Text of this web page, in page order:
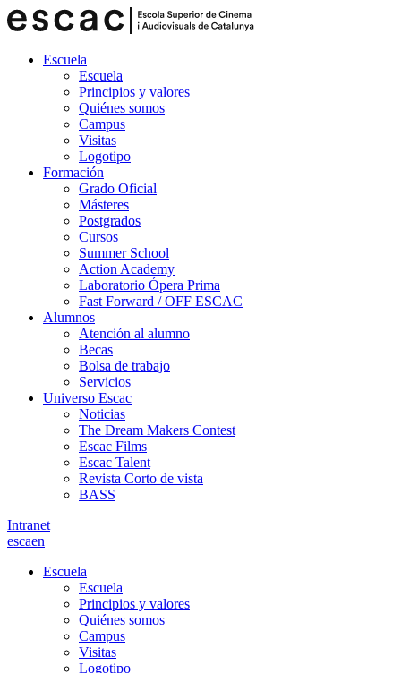
Escuela
Escuela
Principios y valores
Quiénes somos
Campus
Visitas
Logotipo
Formación
Grado Oficial
Másteres
Postgrados
Cursos
Summer School
Action Academy
Laboratorio Ópera Prima
Fast Forward / OFF ESCAC
Alumnos
Atención al alumno
Becas
Bolsa de trabajo
Servicios
Universo Escac
Noticias
The Dream Makers Contest
Escac Films
Escac Talent
Revista Corto de vista
BASS
Intranet
escaen
Escuela
Escuela
Principios y valores
Quiénes somos
Campus
Visitas
Logotipo